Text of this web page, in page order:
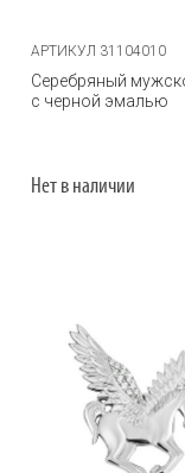
АРТИКУЛ 31104010
Серебряный
с черной эмалью
Нет в наличии